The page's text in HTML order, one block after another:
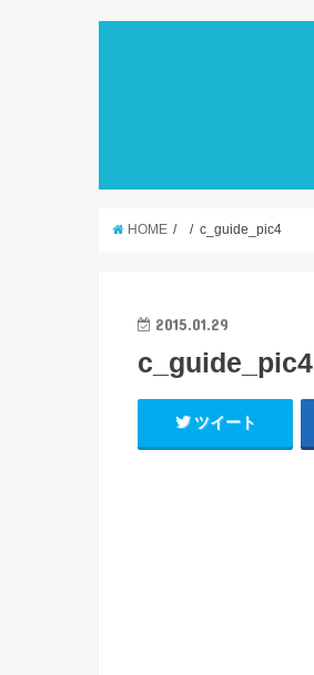
HOME c_guide_pic4
2015.01.29
c_guide_pic4
ツイート